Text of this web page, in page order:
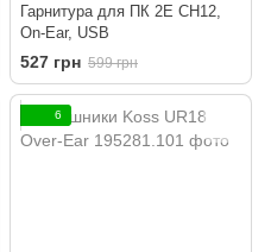
Гарнитура для ПК 2E CH12,
On-Ear, USB
527 грн 599 грн
6